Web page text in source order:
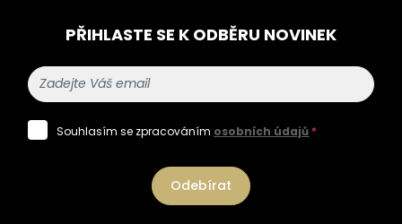
PŘIHLASTE SE K ODBĚRU NOVINEK
Souhlasím se zpracováním osobních údajů *
Odebírat